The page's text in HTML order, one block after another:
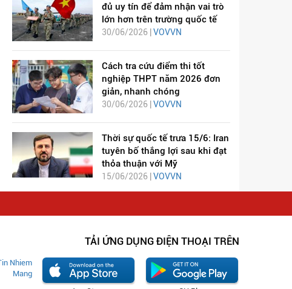
đủ uy tín để đảm nhận vai trò
lớn hơn trên trường quốc tế
30/06/2026 | VOVVN
Cách tra cứu điểm thi tốt
nghiệp THPT năm 2026 đơn
giản, nhanh chóng
30/06/2026 | VOVVN
Thời sự quốc tế trưa 15/6: Iran
tuyên bố thắng lợi sau khi đạt
thỏa thuận với Mỹ
15/06/2026 | VOVVN
TẢI ỨNG DỤNG ĐIỆN THOẠI TRÊN